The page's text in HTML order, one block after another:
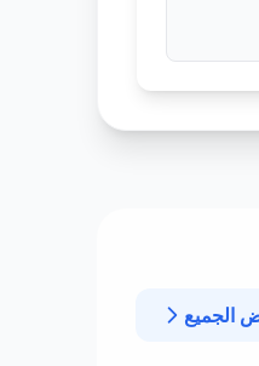
الجميع